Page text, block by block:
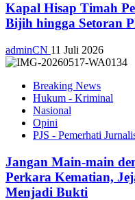
Kapal Hisap Timah
Bijih hingga Setoran
adminCN 11 Juli 2026
Breaking News
Hukum - Kriminal
Nasional
Opini
PJS - Pemerhati
Jangan Main-main
Perkara Kematian,
Menjadi Bukti